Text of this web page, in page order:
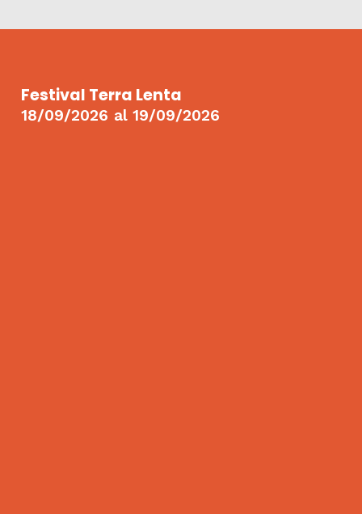
Festival Terra Lenta
18/09/2026 al19/09/2026